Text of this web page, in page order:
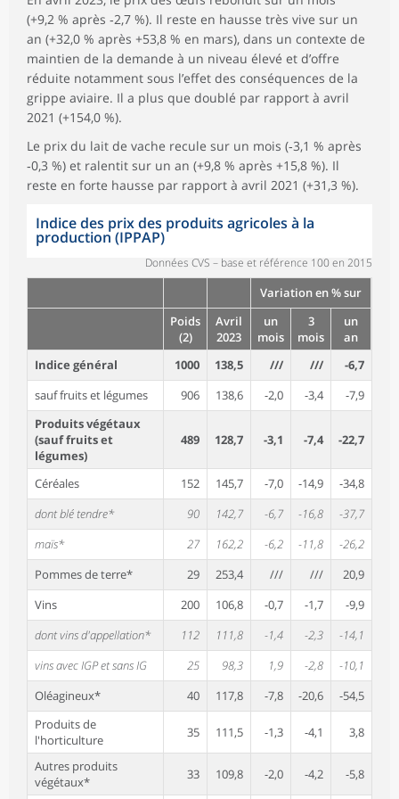
(+9,2 % après ‑2,7 %). Il reste en hausse très vive sur un
an (+32,0 % après +53,8 % en mars), dans un contexte de
maintien de la demande à un niveau élevé et d’offre
réduite notamment sous l’effet des conséquences de la
grippe aviaire. Il a plus que doublé par rapport à avril
2021 (+154,0 %).
Le prix du lait de vache recule sur un mois (‑3,1 % après
‑0,3 %) et ralentit sur un an (+9,8 % après +15,8 %). Il
reste en forte hausse par rapport à avril 2021 (+31,3 %).
Indice des prix des produits agricoles à la
production (IPPAP)
Données CVS – base et référence 100 en 2015
Variation en % sur
Poids
(2)
Avril
2023
un
mois
3
mois
un
an
Indice général
1000 138,5 /// ///
-6,7
sauf fruits et légumes
906 138,6 -2,0 -3,4
-7,9
Produits végétaux
(sauf fruits et
légumes)
489 128,7 -3,1 -7,4 -22,7
Céréales 152 145,7 -7,0 -14,9
-34,8
dont blé tendre*
90 142,7 -6,7 -16,8
-37,7
maïs*
27 162,2 -6,2 -11,8
-26,2
Pommes de terre*
29 253,4 /// ///
20,9
Vins
200 106,8 -0,7 -1,7
-9,9
dont vins d'appellation*
112 111,8 -1,4 -2,3
-14,1
vins avec IGP et sans IG
25 98,3 1,9 -2,8
-10,1
Oléagineux*
40 117,8 -7,8 -20,6
-54,5
Produits de
l'horticulture
35 111,5 -1,3 -4,1 3,8
Autres produits
végétaux*
33 109,8 -2,0 -4,2 -5,8